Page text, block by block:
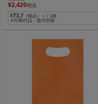
¥2,420税込
¥73.7 （税込）～ ⁄ 1枚
※印刷代込・版代別途